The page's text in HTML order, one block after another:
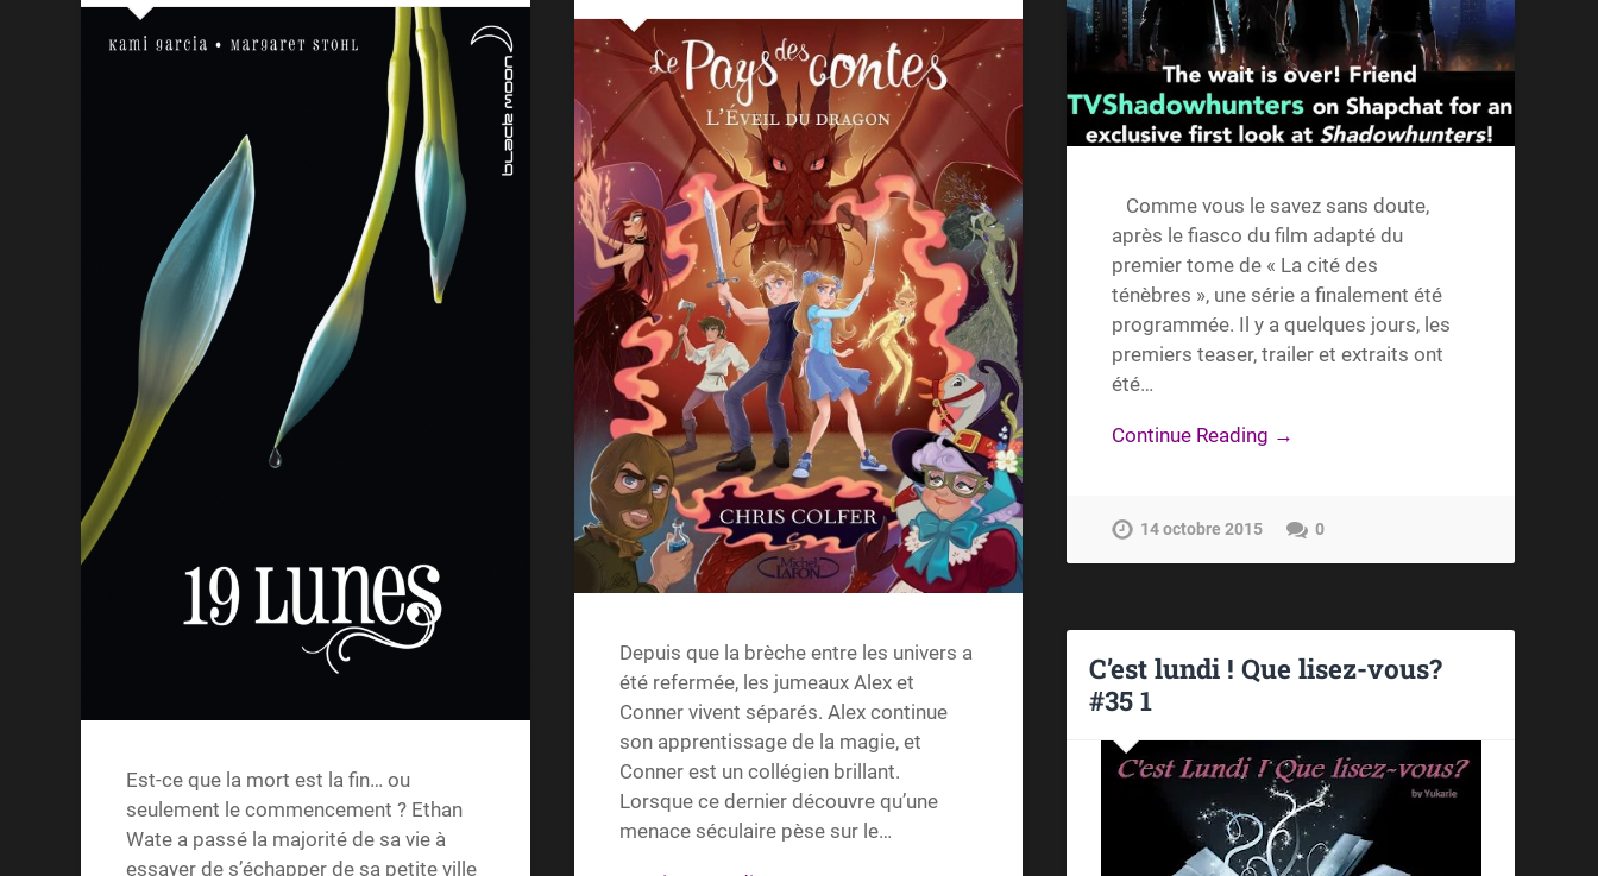
Comme vous le savez sans doute,
après le fiasco du film adapté du
premier tome de « La cité des
ténèbres », une série a finalement été
programmée. Il y a quelques jours, les
premiers teaser, trailer et extraits ont
été…
Continue Reading →
14 octobre 2015 0
Est-ce que la mort est la fin… ou
seulement le commencement ? Ethan
Wate a passé la majorité de sa vie à
essayer de s’échapper de sa petite ville
Depuis que la brèche entre les univers a
été refermée, les jumeaux Alex et
Conner vivent séparés. Alex continue
son apprentissage de la magie, et
Conner est un collégien brillant.
Lorsque ce dernier découvre qu’une
menace séculaire pèse sur le…
C’est lundi ! Que lisez-vous?
#35 1